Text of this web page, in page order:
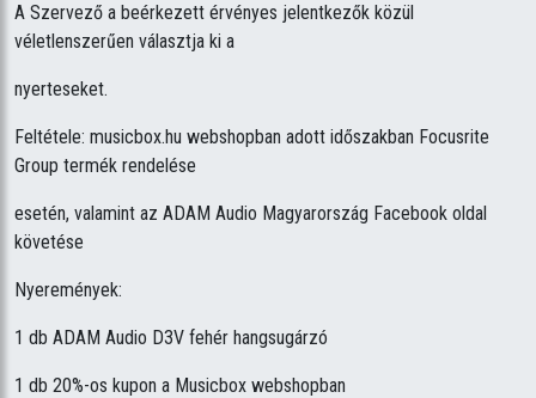
A Szervező a beérkezett érvényes jelentkezők közül
véletlenszerűen választja ki a
nyerteseket.
Feltétele: musicbox.hu webshopban adott időszakban Focusrite
Group termék rendelése
esetén, valamint az ADAM Audio Magyarország Facebook oldal
követése
Nyeremények:
1 db ADAM Audio D3V fehér hangsugárzó
1 db 20%-os kupon a Musicbox webshopban